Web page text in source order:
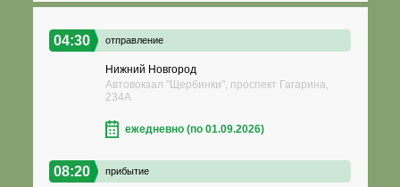
04:30 отправление
Нижний Новгород
Автовокзал "Щербинки", проспект Гагарина,
234А
ежедневно (по 01.09.2026)
08:20 прибытие